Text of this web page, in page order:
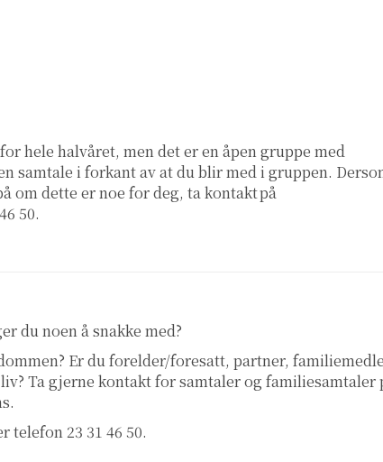
hele halvåret, men det er en åpen gruppe med
samtale i forkant av at du blir med i gruppen.
om dette er noe for deg, ta kontakt på
50.
du noen å snakke med?
Er du forelder/foresatt, partner,
Ta gjerne kontakt for samtaler og familiesamtaler
telefon 23 31 46 50.